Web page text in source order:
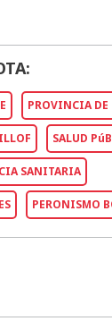
PROVINCIA DE
SALUD
SANITARIA
PERONISMO